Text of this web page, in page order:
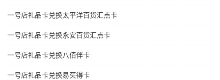
一号店礼品卡兑换太平洋百货汇点卡
一号店礼品卡兑换永安百货汇点卡
一号店礼品卡兑换八佰伴卡
一号店礼品卡兑换易买得卡